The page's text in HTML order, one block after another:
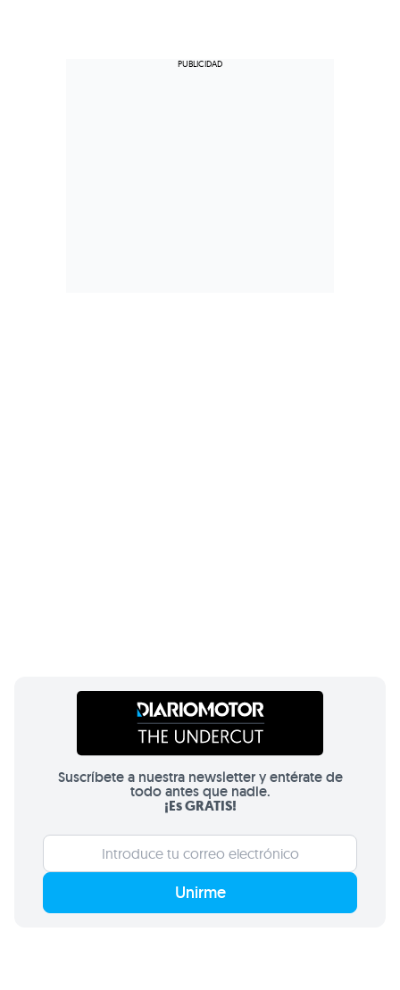
Suscríbete a nuestra newsletter y entérate de
todo antes que nadie.
¡Es GRATIS!
Unirme